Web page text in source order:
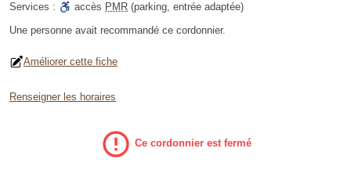
Services : accès PMR (parking, entrée adaptée)
Une personne avait recommandé ce cordonnier.
Améliorer cette fiche
Renseigner les horaires
Ce cordonnier est fermé